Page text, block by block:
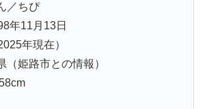
／ちぴ
年11月13日
年現在）
（姫路市との情報）